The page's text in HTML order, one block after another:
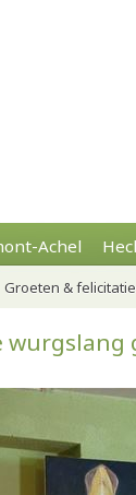
Achel
Groeten &
wurgslang